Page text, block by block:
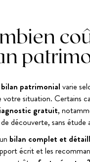
patrimonial varie
situation. Certains
gratuit,
découverte, sans étude
bilan complet et
écrit et les